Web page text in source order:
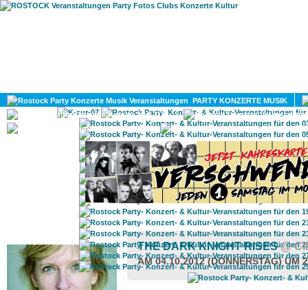
PARTY KONZERTE MUSIK
KULTUR
GAY
ROSTOCK TAGESTIPP
THE DARK KNIGHT RISES@
AM 04.10.2012 (DONNERSTAG) UM